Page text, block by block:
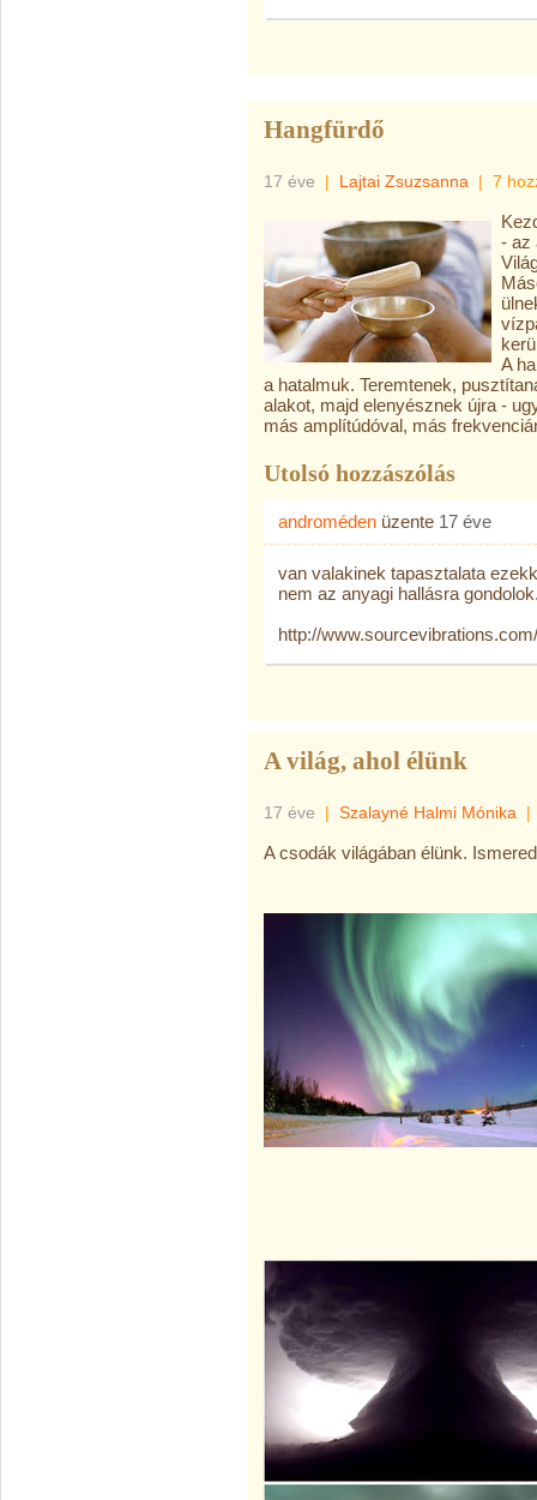
Hangfürdő
17 éve | Lajtai Zsuzsanna | 7
- az
A
a hatalmuk. Teremtenek,
alakot, majd elenyésznek újra -
más amplítúdóval, más
Utolsó hozzászólás
androméden üzente 17 éve
van valakinek tapasztalata
nem az anyagi hallásra
http://
A világ, ahol élünk
17 éve | Szalayné Halmi Mónika |
A csodák világában élünk.